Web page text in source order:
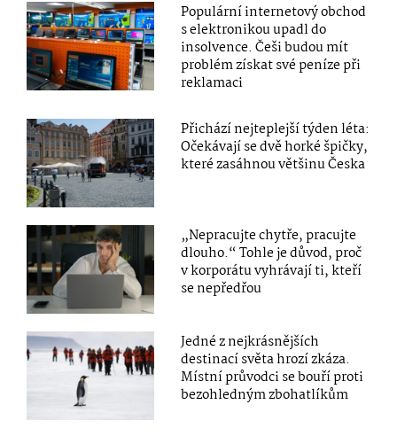
Populární internetový obchod
s elektronikou upadl do
insolvence. Češi budou mít
problém získat své peníze při
reklamaci
Přichází nejteplejší týden léta:
Očekávají se dvě horké špičky,
které zasáhnou většinu Česka
„Nepracujte chytře, pracujte
dlouho.“ Tohle je důvod, proč
v korporátu vyhrávají ti, kteří
se nepředřou
Jedné z nejkrásnějších
destinací světa hrozí zkáza.
Místní průvodci se bouří proti
bezohledným zbohatlíkům